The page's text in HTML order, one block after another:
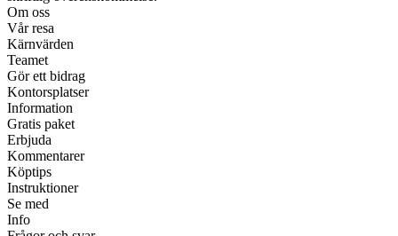
Om oss
Vår resa
Kärnvärden
Teamet
Gör ett bidrag
Kontorsplatser
Information
Gratis paket
Erbjuda
Kommentarer
Köptips
Instruktioner
Se med
Info